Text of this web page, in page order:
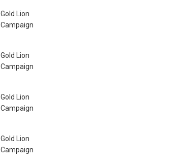
Gold Lion
Campaign
Gold Lion
Campaign
Gold Lion
Campaign
Gold Lion
Campaign